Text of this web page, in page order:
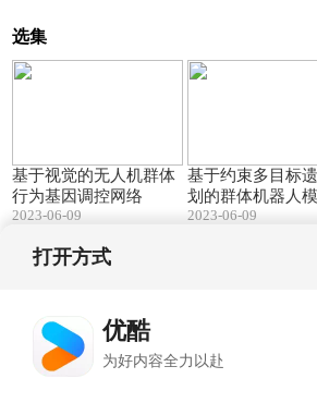
选集
基于视觉的无人机群体
行为基因调控网络
2023-06-09
基于约束多目标
划的群体机器人
动生成
2023-06-09
打开方式
优酷
为好内容全力以赴